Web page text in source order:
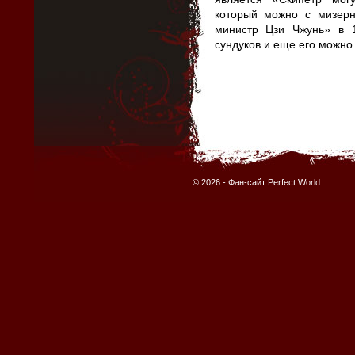
который можно с
министр Цзи Чжунь» в
сундуков и еще его можно
© 2026 - Фан-сайт Perfect World